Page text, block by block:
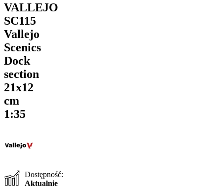
VALLEJO
SC115
Vallejo
Scenics
Dock
section
21x12
cm
1:35
Dostępność:
Aktualnie